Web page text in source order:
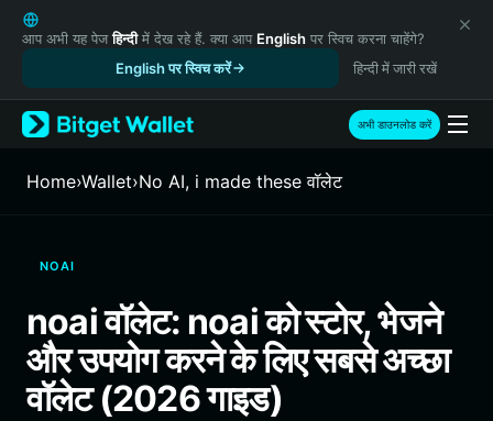
English
日本語
Русский
Español (Latinoamérica)
Türkçe
Italiano
繁體中文
Português (Portugal)
Bahasa Indonesia
ภาษาไทย
आप अभी यह पेजहिन्दीमें देख रहे हैं. क्या आप English पर स्विच करना चाहेंगे?
English पर स्विच करें
हिन्दी में जारी रखें
अभी डाउनलोड करें
Home›Wallet›No AI, i made these वॉलेट
NOAI
noai वॉलेट: noai को स्टोर, भेजने
और उपयोग करने के लिए सबसे अच्छा
वॉलेट (2026 गाइड)